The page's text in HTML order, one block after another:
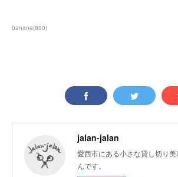
banana(890)
jalan-jalan
愛西市にある小さな貸し切り
んです。